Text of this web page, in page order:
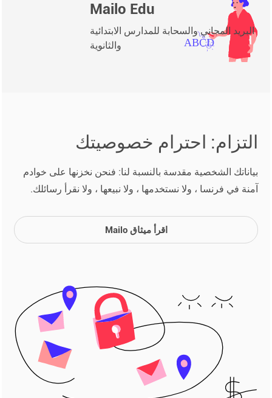
Mailo Edu
البريد المجاني والسحابة للمدارس الابتدائية
والثانوية
التزام: احترام خصوصيتك
بياناتك الشخصية مقدسة بالنسبة لنا: فنحن نخزنها على خوادم
آمنة في فرنسا ، ولا نستخدمها ، ولا نبيعها ، ولا نقرأ رسائلك.
اقرأ ميثاق Mailo